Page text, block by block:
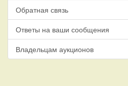
Обратная связь
Ответы на ваши сообщения
Владельцам аукционов